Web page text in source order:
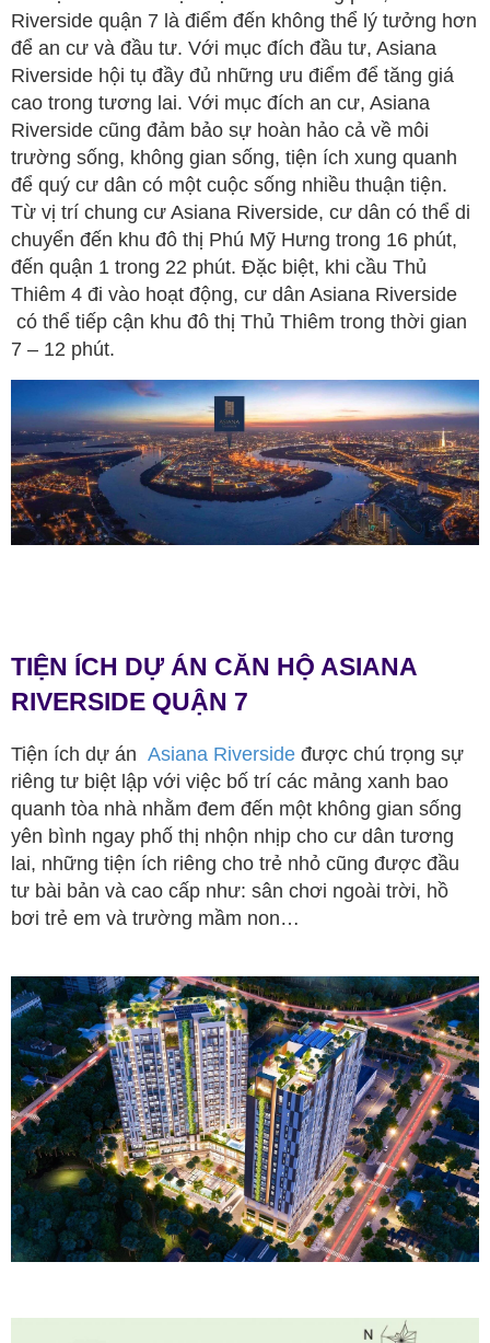
Riverside quận 7 là điểm đến không thể lý tưởng hơn
để an cư và đầu tư. Với mục đích đầu tư, Asiana
Riverside hội tụ đầy đủ những ưu điểm để tăng giá
cao trong tương lai. Với mục đích an cư, Asiana
Riverside cũng đảm bảo sự hoàn hảo cả về môi
trường sống, không gian sống, tiện ích xung quanh
để quý cư dân có một cuộc sống nhiều thuận tiện.
Từ vị trí chung cư Asiana Riverside, cư dân có thể di
chuyển đến khu đô thị Phú Mỹ Hưng trong 16 phút,
đến quận 1 trong 22 phút. Đặc biệt, khi cầu Thủ
Thiêm 4 đi vào hoạt động, cư dân Asiana Riverside
có thể tiếp cận khu đô thị Thủ Thiêm trong thời gian
7 – 12 phút.
TIỆN ÍCH DỰ ÁN CĂN HỘ ASIANA
RIVERSIDE QUẬN 7
Tiện ích dự án Asiana Riverside được chú trọng sự
riêng tư biệt lập với việc bố trí các mảng xanh bao
quanh tòa nhà nhằm đem đến một không gian sống
yên bình ngay phố thị nhộn nhịp cho cư dân tương
lai, những tiện ích riêng cho trẻ nhỏ cũng được đầu
tư bài bản và cao cấp như: sân chơi ngoài trời, hồ
bơi trẻ em và trường mầm non…